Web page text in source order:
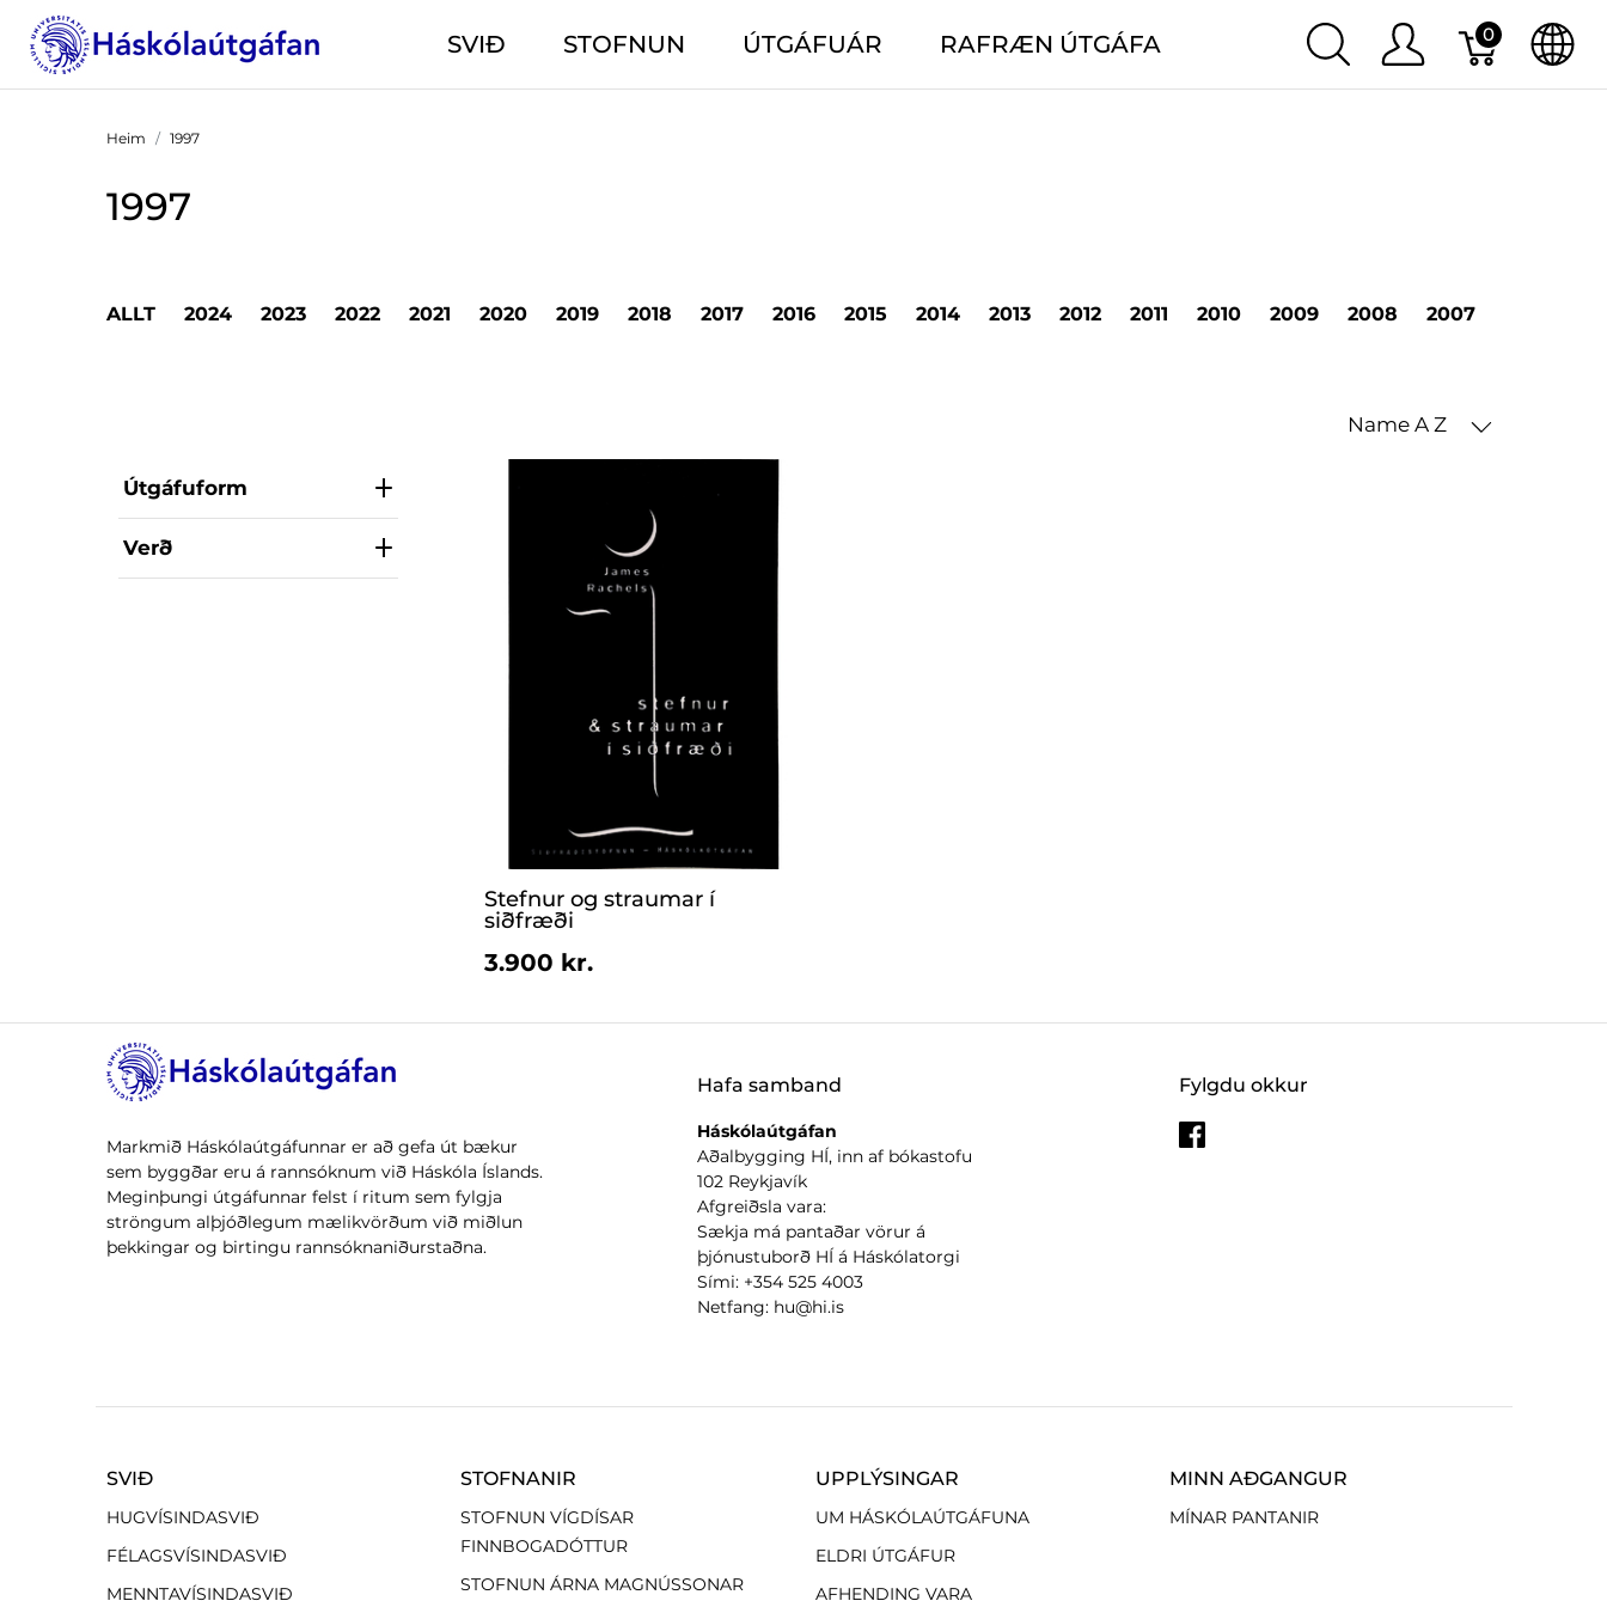
SVIÐ STOFNUN ÚTGÁFUÁR RAFRÆN ÚTGÁFA 0
Heim 1997
1997
ALLT 2024 2023 2022 2021 2020 2019 2018 2017 2016 2015 2014 2013 2012 2011 2010 2009 2008 2007
Name A Z
Útgáfuform
Verð
Stefnur og straumar í
siðfræði
3.900 kr.
Markmið Háskólaútgáfunnar er að gefa út bækur
sem byggðar eru á rannsóknum við Háskóla Íslands.
Meginþungi útgáfunnar felst í ritum sem fylgja
ströngum alþjóðlegum mælikvörðum við miðlun
þekkingar og birtingu rannsóknaniðurstaðna.
Fylgdu okkur
Hafa samband
Háskólaútgáfan
Aðalbygging HÍ, inn af bókastofu
102 Reykjavík
Afgreiðsla vara:
Sækja má pantaðar vörur á
þjónustuborð HÍ á Háskólatorgi
Sími: +354 525 4003
Netfang: hu@hi.is
SVIÐ
HUGVÍSINDASVIÐ
FÉLAGSVÍSINDASVIÐ
MENNTAVÍSINDASVIÐ
STOFNANIR
STOFNUN VÍGDÍSAR
FINNBOGADÓTTUR
STOFNUN ÁRNA MAGNÚSSONAR
UPPLÝSINGAR
UM HÁSKÓLAÚTGÁFUNA
ELDRI ÚTGÁFUR
AFHENDING VARA
MINN AÐGANGUR
MÍNAR PANTANIR